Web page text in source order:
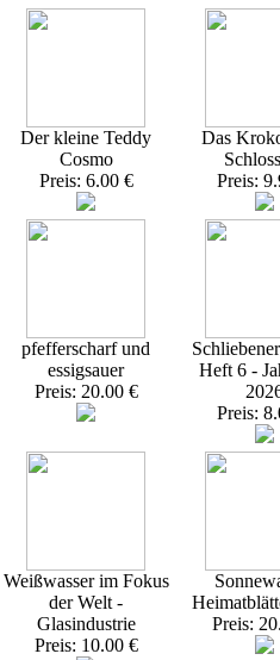
Der kleine Teddy
Cosmo
Preis: 6.00 €
Das
Preis:
pfefferscharf und
essigsauer
Preis: 20.00 €
Heft 6 -
Preis:
Weißwasser im Fokus
der Welt -
Glasindustrie
Preis: 10.00 €
Preis: